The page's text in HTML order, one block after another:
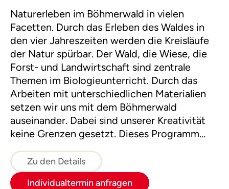
Naturerleben im Böhmerwald in vielen
Facetten. Durch das Erleben des Waldes in
den vier Jahreszeiten werden die Kreisläufe
der Natur spürbar. Der Wald, die Wiese, die
Forst- und Landwirtschaft sind zentrale
Themen im Biologieunterricht. Durch das
Arbeiten mit unterschiedlichen Materialien
setzen wir uns mit dem Böhmerwald
auseinander. Dabei sind unserer Kreativität
keine Grenzen gesetzt. Dieses Programm
Natur und stärkt die Klassengemeinschaft.
Zu den Details
Individualtermin anfragen